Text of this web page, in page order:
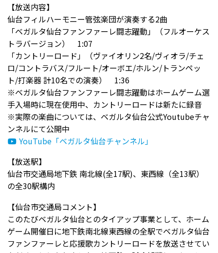
【放送内容】
仙台フィルハーモニー管弦楽団が演奏する2曲
「ベガルタ仙台ファンファーレ闘志躍動」（フルオーケス
トラバージョン） 1:07
「カントリーロード」（ヴァイオリン2名/ヴィオラ/チェ
ロ/コントラバス/フルート/オーボエ/ホルン/ トランペッ
ト/打楽器 計10名での演奏） 1:36
※ベガルタ仙台ファンファーレ闘志躍動はホームゲーム選
手入場時に現在使用中、カントリーロードは新たに録音
※実際の楽曲については、ベガルタ仙台公式Youtubeチャ
ンネルにて公開中
YouTube「ベガルタ仙台チャンネル」
【放送駅】
仙台市交通局地下鉄 南北線(全17駅)、東西線（全13駅）
の全30駅構内
【仙台市交通局コメント】
このたびベガルタ仙台とのタイアップ事業として、ホーム
ゲーム開催日に地下鉄南北線東西線の全駅でベガルタ仙台
ファンファーレと応援歌カントリーロードを放送させてい